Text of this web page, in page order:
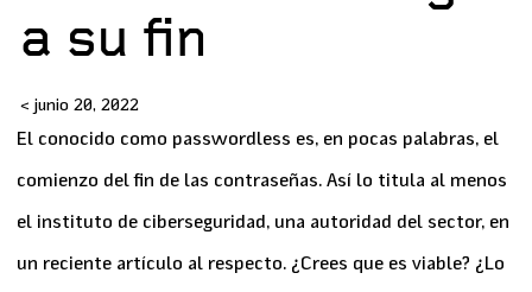
a su fin
< junio 20, 2022
El conocido como passwordless es, en pocas palabras, el
comienzo del fin de las contraseñas. Así lo titula al menos
el instituto de ciberseguridad, una autoridad del sector, en
un reciente artículo al respecto. ¿Crees que es viable? ¿Lo